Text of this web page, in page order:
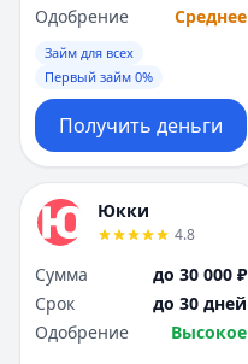
Одобрение
Среднее
Займ для всех
Первый займ 0%
Получить деньги
Юкки
4.8
Сумма
до 30 000 ₽
Срок
до 30 дней
Одобрение
Высокое